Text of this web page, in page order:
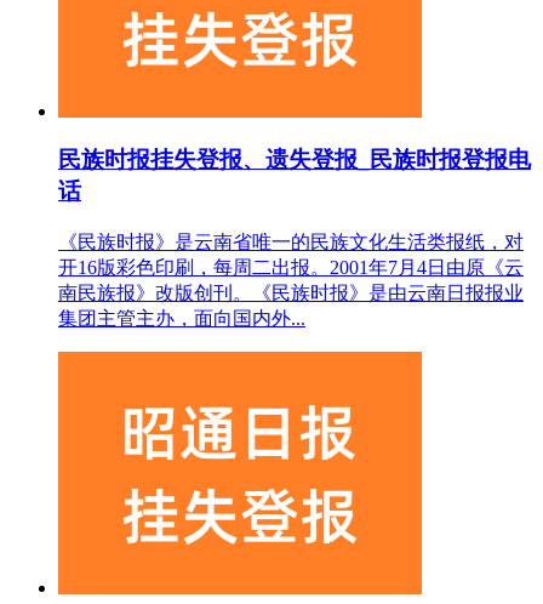
民族时报挂失登报、遗失登报_民族时报登报电
话
《民族时报》是云南省唯一的民族文化生活类报纸，对
开16版彩色印刷，每周二出报。2001年7月4日由原《云
南民族报》改版创刊。《民族时报》是由云南日报报业
集团主管主办，面向国内外...